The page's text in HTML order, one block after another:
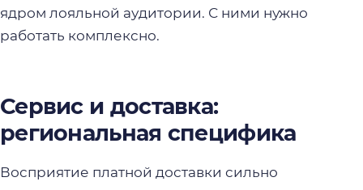
ядром лояльной аудитории. С ними нужно
работать комплексно.
Сервис и доставка:
региональная специфика
Восприятие платной доставки сильно